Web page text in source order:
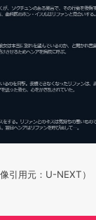
像引用元：U-NEXT）